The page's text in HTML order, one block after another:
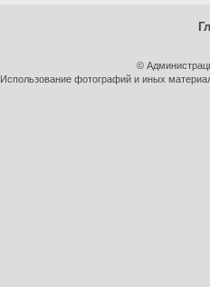
©
Использование фотографий и иных